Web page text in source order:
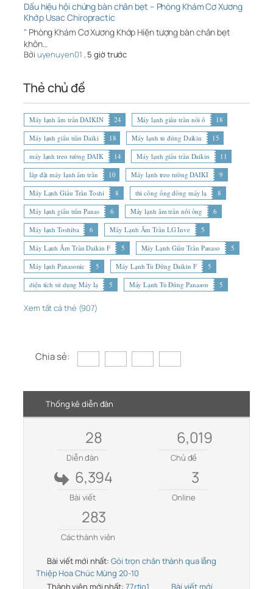
Dấu hiệu hội chứng bàn chân bẹt – Phòng Khám Cơ Xương
Khớp Usac Chiropractic
" Phòng Khám Cơ Xương Khớp Hiện tượng bàn chân bẹt
khôn…
Bởi uyenuyen01 , 5 giờ trước
Thẻ chủ đề
Máy lạnh âm trần DAIKIN 24 Máy lạnh giấu trần nối ố
18
Máy lạnh giấu trần Daiki
18 Máy lạnh tủ đứng Daikin
15
máy lạnh treo tường DAIK
14 Máy lạnh giấu trần Daikin
11
lắp đặt máy lạnh âm trần
10 Máy lạnh treo tường DAIKI
9
Máy Lạnh Giấu Trần Toshi
8 thi công ống đồng máy lạ
8
Máy lạnh giấu trần Panas
6 Máy lạnh âm trần nối ống
6
Máy lạnh Toshiba
6 Máy Lạnh Âm Trần LG Inve
5
Máy Lạnh Âm Trần Daikin F
5 Máy Lạnh Giấu Trần Panaso
5
Máy lạnh Panasonic
5 Máy Lạnh Tủ Đứng Daikin F
5
diện tích sử dụng Máy lạ
5 Máy Lạnh Tủ Đứng Panason 5
Xem tất cả thẻ (907)
Chia sẻ:
Thống kê diễn đàn
28
Diễn đàn
6,019
Chủ đề
6,394
Bài viết
3
Online
283
Các thành viên
Bài viết mới nhất: Gói trọn chân thành qua lẵng
Thiệp Hoa Chúc Mừng 20-10
Thành viên mới nhất: 77rtio1 Bài viết mới